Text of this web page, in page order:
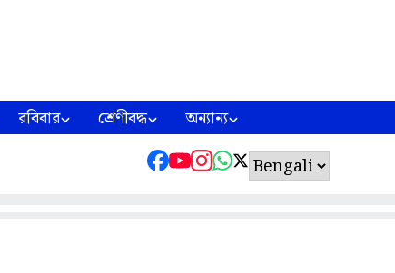
রবিবার শ্রেণীবদ্ধ অন্যান্য